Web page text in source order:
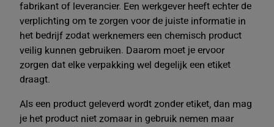
fabrikant of leverancier. Een werkgever heeft echter de
verplichting om te zorgen voor de juiste informatie in
het bedrijf zodat werknemers een chemisch product
veilig kunnen gebruiken. Daarom moet je ervoor
zorgen dat elke verpakking wel degelijk een etiket
draagt.
Als een product geleverd wordt zonder etiket, dan mag
je het product niet zomaar in gebruik nemen maar